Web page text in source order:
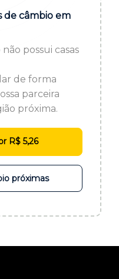
de câmbio em
possui casas
de forma
parceira
próxima.
R$ 5,26
próximas